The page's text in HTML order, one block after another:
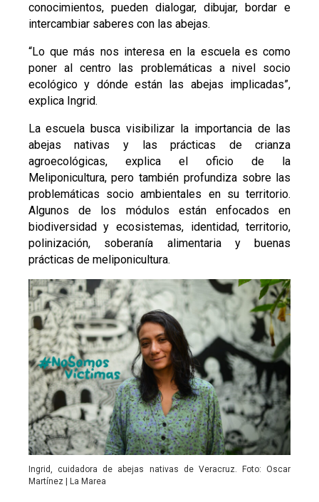
conocimientos, pueden dialogar, dibujar, bordar e
intercambiar saberes con las abejas.
“Lo que más nos interesa en la escuela es como
poner al centro las problemáticas a nivel socio
ecológico y dónde están las abejas implicadas”,
explica Ingrid.
La escuela busca visibilizar la importancia de las
abejas nativas y las prácticas de crianza
agroecológicas, explica el oficio de la
Meliponicultura, pero también profundiza sobre las
problemáticas socio ambientales en su territorio.
Algunos de los módulos están enfocados en
biodiversidad y ecosistemas, identidad, territorio,
polinización, soberanía alimentaria y buenas
prácticas de meliponicultura.
Ingrid, cuidadora de abejas nativas de Veracruz. Foto: Oscar
Martínez | La Marea